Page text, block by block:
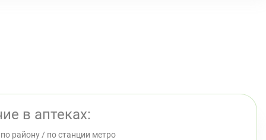
в аптеках:
по району / по станции метро